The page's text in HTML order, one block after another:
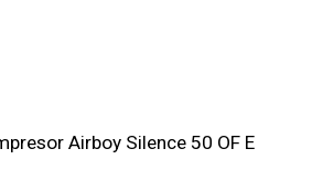
Airboy Silence 50 OF E